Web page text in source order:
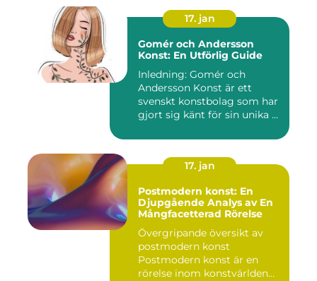
17. jan
Gomér och Andersson
Konst: En Utförlig Guide
Inledning: Gomér och
Andersson Konst är ett
svenskt konstbolag som har
gjort sig känt för sin unika ...
17. jan
Postmodern konst: En
Djupgående Analys av En
Mångfacetterad Rörelse
Övergripande översikt av
postmodern konst
Postmodern konst är en
rörelse inom konstvärlden